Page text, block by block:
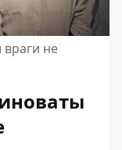
враги не